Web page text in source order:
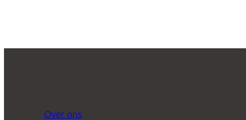
Over ons